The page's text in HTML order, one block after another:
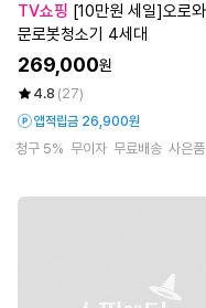
TV쇼핑
문로봇청소기 4세대
269,000원
4.8 (27)
앱적립금 26,900원
청구 5% 무이자 무료배송 사은품